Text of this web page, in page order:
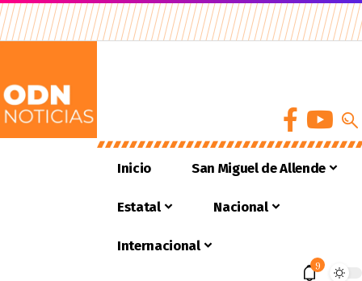
Inicio San Miguel de Allende
Estatal Nacional
Internacional
9